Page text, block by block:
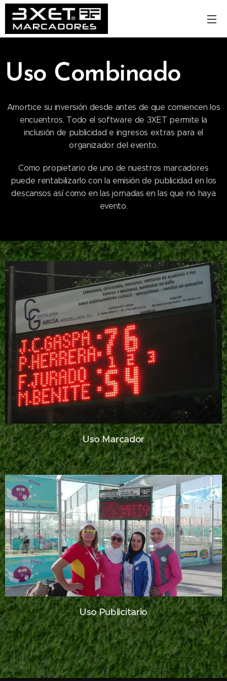
Uso Combinado
Amortice su inversión desde antes de que comiencen los
encuentros. Todo el software de 3XET permite la
inclusión de publicidad e ingresos extras para el
organizador del evento.
Como propietario de uno de nuestros marcadores
puede rentabilizarlo con la emisión de publicidad en los
descansos así como en las jornadas en las que no haya
evento.
Uso Marcador
Uso Publicitario